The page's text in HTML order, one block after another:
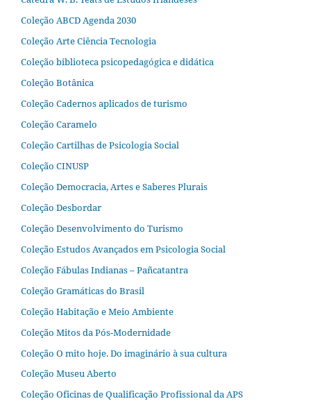
Coleção ABCD Agenda 2030
Coleção Arte Ciência Tecnologia
Coleção biblioteca psicopedagógica e didática
Coleção Botânica
Coleção Cadernos aplicados de turismo
Coleção Caramelo
Coleção Cartilhas de Psicologia Social
Coleção CINUSP
Coleção Democracia, Artes e Saberes Plurais
Coleção Desbordar
Coleção Desenvolvimento do Turismo
Coleção Estudos Avançados em Psicologia Social
Coleção Fábulas Indianas – Pañcatantra
Coleção Gramáticas do Brasil
Coleção Habitação e Meio Ambiente
Coleção Mitos da Pós-Modernidade
Coleção O mito hoje. Do imaginário à sua cultura
Coleção Museu Aberto
Coleção Oficinas de Qualificação Profissional da APS